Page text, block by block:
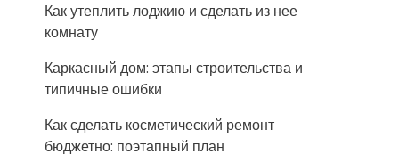
Как утеплить лоджию и сделать из нее
комнату
Каркасный дом: этапы строительства и
типичные ошибки
Как сделать косметический ремонт
бюджетно: поэтапный план